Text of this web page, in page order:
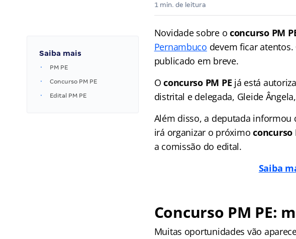
1 min. de leitura
Saiba mais
PM PE
Concurso PM PE
Edital PM PE
Novidade sobre o concurso PM
Pernambuco devem ficar
publicado em breve.
Oconcurso PM PE já está
distrital e delegada, Gleide
Além disso, a deputada informou
irá organizar o próximoconcurso
a comissão do edital.
Saiba
Concurso PM PE:
Muitas oportunidades vão